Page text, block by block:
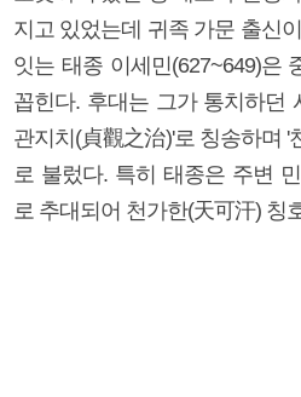
지고 있었는데 귀족 가문 출신
잇는 태종 이세민(627~649)은
꼽힌다. 후대는 그가 통치하던
관지치(貞觀之治)'로 칭송하며 '
로 불렀다. 특히 태종은 주변
로 추대되어 천가한(天可汗) 칭